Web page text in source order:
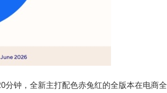
钟，全新主打配色赤兔红的全版本在电商全